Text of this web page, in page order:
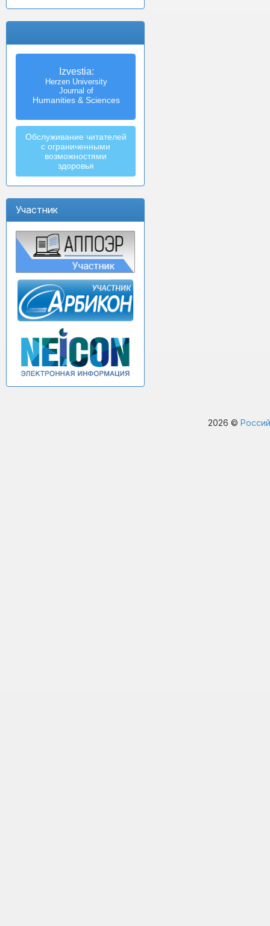
Izvestia:
Herzen University
Journal of
Humanities & Sciences
Обслуживание читателей
с ограниченными
возможностями
здоровья
Участник
2026 ©